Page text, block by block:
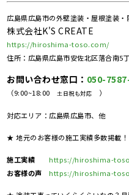
広島県広島市の外壁塗装・屋根塗装
株式会社K'S CREATE
https://hiroshima-toso.com/
住所：広島県広島市安佐北区落合南5
お問い合わせ窓口： 050-
（9:00~18:00 土日祝も対応 ）
対応エリア：広島県広島市、他
★ 地元のお客様の施工実績多数掲載！
施工実績
https://hiroshima-
お客様の声
https://hiroshima-